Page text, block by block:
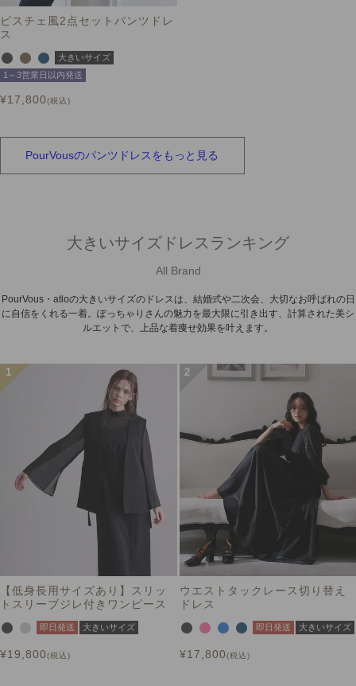
ビスチェ風2点セットパンツドレ
ス
大きいサイズ
1～3営業日以内発送
¥17,800 税込
PourVousのパンツドレスをもっと見る
大きいサイズドレスランキング
All Brand
PourVous・atloの大きいサイズのドレスは、結婚式や二次会、大切なお呼ばれの日
に自信をくれる一着。ぽっちゃりさんの魅力を最大限に引き出す、計算された美シ
ルエットで、上品な着痩せ効果を叶えます。
【低身長用サイズあり】スリッ
トスリーブジレ付きワンピース
即日発送 大きいサイズ
¥19,800 税込
ウエストタックレース切り替え
ドレス
即日発送 大きいサイズ
¥17,800 税込